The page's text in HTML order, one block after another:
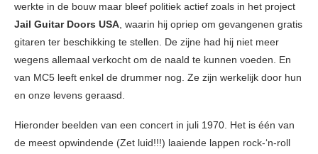
werkte in de bouw maar bleef politiek actief zoals in het project
Jail Guitar Doors USA, waarin hij opriep om gevangenen gratis
gitaren ter beschikking te stellen. De zijne had hij niet meer
wegens allemaal verkocht om de naald te kunnen voeden. En
van MC5 leeft enkel de drummer nog. Ze zijn werkelijk door hun
en onze levens geraasd.
Hieronder beelden van een concert in juli 1970. Het is één van
de meest opwindende (Zet luid!!!) laaiende lappen rock-‘n-roll